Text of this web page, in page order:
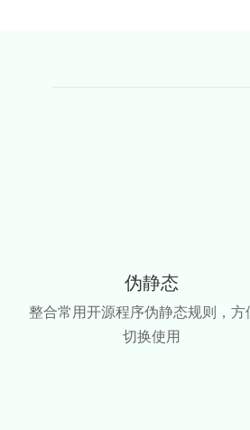
伪静态
整合常用开源程序伪静态规则，方
切换使用